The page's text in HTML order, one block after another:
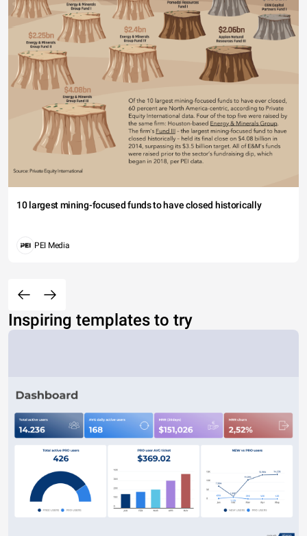
10 largest mining-focused funds to have closed historically
PEI Media
Inspiring templates to try